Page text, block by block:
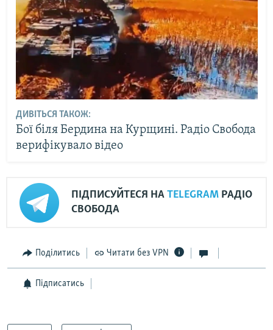
ДИВІТЬСЯ ТАКОЖ:
Бої біля Бердина на Курщині. Радіо Свобода
верифікувало відео
ПІДПИСУЙТЕСЯ НА TELEGRAM РАДІО
СВОБОДА
Поділитись Читати без VPN
Підписатись